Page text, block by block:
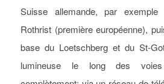
Suisse allemande, par
Rothrist (première européenne),
base du Loetschberg et du St-
lumineuse le long des voies